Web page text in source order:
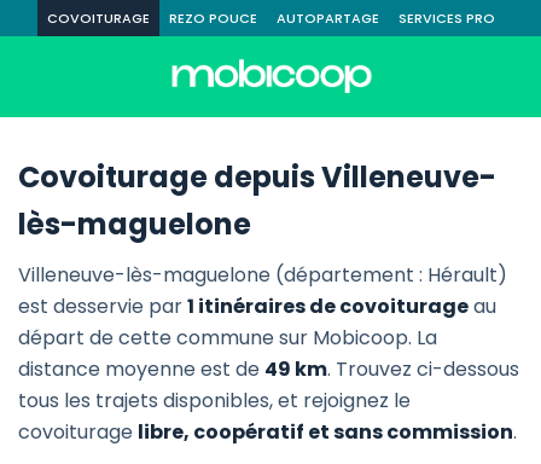
COVOITURAGE REZO POUCE AUTOPARTAGE SERVICES PRO
Covoiturage depuis Villeneuve-
lès-maguelone
Villeneuve-lès-maguelone (département : Hérault)
est desservie par1 itinéraires de covoiturageau
départ de cette commune sur Mobicoop. La
distance moyenne est de 49 km. Trouvez ci-dessous
tous les trajets disponibles, et rejoignez le
covoiturage libre, coopératif et sans commission.